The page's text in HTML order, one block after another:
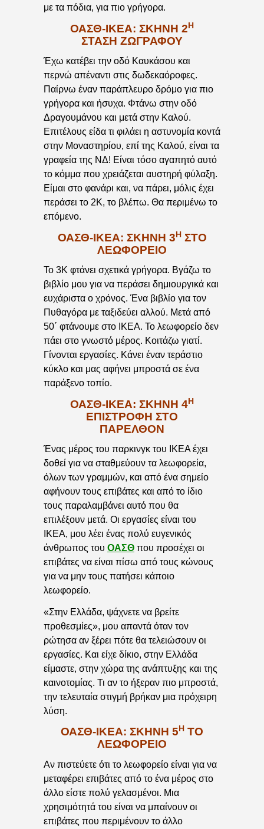
με τα πόδια, για πιο γρήγορα.
ΟΑΣΘ-ΙΚΕΑ: ΣΚΗΝΉ 2Η
ΣΤΆΣΗ ΖΩΓΡΆΦΟΥ
Έχω κατέβει την οδό Καυκάσου και
περνώ απέναντι στις δωδεκαόροφες.
Παίρνω έναν παράπλευρο δρόμο για πιο
γρήγορα και ήσυχα. Φτάνω στην οδό
Δραγουμάνου και μετά στην Καλού.
Επιτέλους είδα τι φιλάει η αστυνομία κοντά
στην Μοναστηρίου, επί της Καλού, είναι τα
γραφεία της ΝΔ! Είναι τόσο αγαπητό αυτό
το κόμμα που χρειάζεται αυστηρή φύλαξη.
Είμαι στο φανάρι και, να πάρει, μόλις έχει
περάσει το 2Κ, το βλέπω. Θα περιμένω το
επόμενο.
ΟΑΣΘ-ΙΚΕΑ: ΣΚΗΝΉ 3ΗΣΤΟ
ΛΕΩΦΟΡΕΊΟ
Το 3Κ φτάνει σχετικά γρήγορα. Βγάζω το
βιβλίο μου για να περάσει δημιουργικά και
ευχάριστα ο χρόνος. Ένα βιβλίο για τον
Πυθαγόρα με ταξιδεύει αλλού. Μετά από
50΄ φτάνουμε στο ΙΚΕΑ. Το λεωφορείο δεν
πάει στο γνωστό μέρος. Κοιτάζω γιατί.
Γίνονται εργασίες. Κάνει έναν τεράστιο
κύκλο και μας αφήνει μπροστά σε ένα
παράξενο τοπίο.
ΟΑΣΘ-ΙΚΕΑ: ΣΚΗΝΉ 4Η
ΕΠΙΣΤΡΟΦΉ ΣΤΟ
ΠΑΡΕΛΘΌΝ
Ένας μέρος του παρκινγκ του ΙΚΕΑ έχει
δοθεί για να σταθμεύουν τα λεωφορεία,
όλων των γραμμών, και από ένα σημείο
αφήνουν τους επιβάτες και από το ίδιο
τους παραλαμβάνει αυτό που θα
επιλέξουν μετά. Οι εργασίες είναι του
ΙΚΕΑ, μου λέει ένας πολύ ευγενικός
άνθρωπος του ΟΑΣΘ που προσέχει οι
επιβάτες να είναι πίσω από τους κώνους
για να μην τους πατήσει κάποιο
λεωφορείο.
«Στην Ελλάδα, ψάχνετε να βρείτε
προθεσμίες», μου απαντά όταν τον
ρώτησα αν ξέρει πότε θα τελειώσουν οι
εργασίες. Και είχε δίκιο, στην Ελλάδα
είμαστε, στην χώρα της ανάπτυξης και της
καινοτομίας. Τι αν το ήξεραν πιο μπροστά,
την τελευταία στιγμή βρήκαν μια πρόχειρη
λύση.
ΟΑΣΘ-ΙΚΕΑ: ΣΚΗΝΉ 5Η ΤΟ
ΛΕΩΦΟΡΕΊΟ
Αν πιστεύετε ότι το λεωφορείο είναι για να
μεταφέρει επιβάτες από το ένα μέρος στο
άλλο είστε πολύ γελασμένοι. Μια
χρησιμότητά του είναι να μπαίνουν οι
επιβάτες που περιμένουν το άλλο